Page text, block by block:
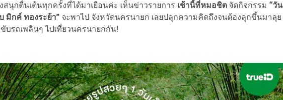
สนุกตื่นเต้นทุกครั้งที่ได้มาเยือนค่ะ เห็นข่าวรายการ เช้านี้ที่หมอชิต จัดกิจกรรม “วัน
มิกค์ ทองระย้า” จะพาไป จังหวัดนครนายก เลยปลุกความคิดถึงจนต้องลุกขึ้นมาลุย
ขับรถเพลินๆ ไปเที่ยวนครนายกกัน!